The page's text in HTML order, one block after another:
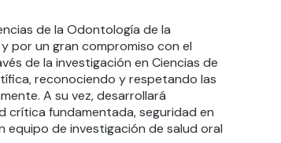
de la Odontología de la
por un gran compromiso con el
de la investigación en Ciencias de
reconociendo y respetando las
A su vez, desarrollará
crítica fundamentada, seguridad en
equipo de investigación de salud oral